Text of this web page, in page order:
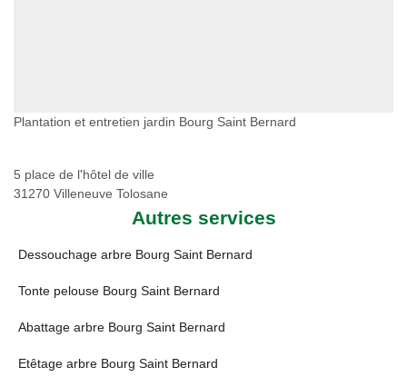
Plantation et entretien jardin Bourg Saint Bernard
5 place de l'hôtel de ville
31270 Villeneuve Tolosane
Autres services
Dessouchage arbre Bourg Saint Bernard
Tonte pelouse Bourg Saint Bernard
Abattage arbre Bourg Saint Bernard
Etêtage arbre Bourg Saint Bernard